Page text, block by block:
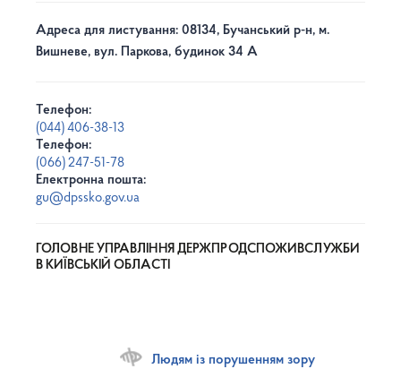
Адреса для листування: 08134, Бучанський р-н, м.
Вишневе, вул. Паркова, будинок 34 А
Телефон:
(044) 406-38-13
Телефон:
(066) 247-51-78
Електронна пошта:
gu@dpssko.gov.ua
ГОЛОВНЕ УПРАВЛІННЯ ДЕРЖПРОДСПОЖИВСЛУЖБИ
В КИЇВСЬКІЙ ОБЛАСТІ
Людям із порушенням зору